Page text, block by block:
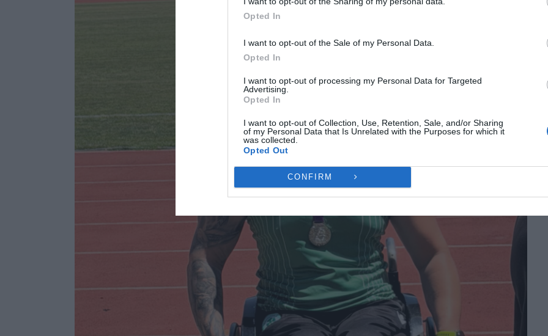
Opted In
I want to opt-out of the Sale of my Personal Data.
Opted In
I want to opt-out of processing my Personal Data for Targeted
Advertising.
Opted In
I want to opt-out of Collection, Use, Retention, Sale, and/or Sharing
of my Personal Data that Is Unrelated with the Purposes for which it
was collected.
Opted Out
CONFIRM
αρνητικά ορισμένες λειτουργίες και δυνατότητες.
ΑΠΟΔΟΧΉ ΔΕΝ ΑΠΟΔΈΧΟΜΑΙ ΠΡΟΒΟΛΉ